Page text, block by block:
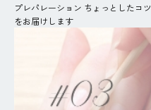
プレパレーション ちょっとしたコツ
をお届けします